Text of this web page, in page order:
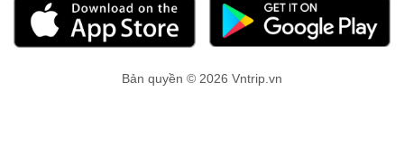
Bản quyền © 2026 Vntrip.vn